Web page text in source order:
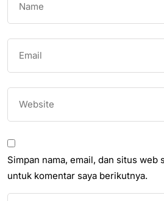
Simpan nama, email, dan situs web
untuk komentar saya berikutnya.